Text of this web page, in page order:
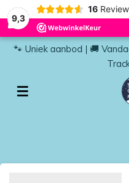
9,3
16
🐾 Uniek aanbod | 🚚